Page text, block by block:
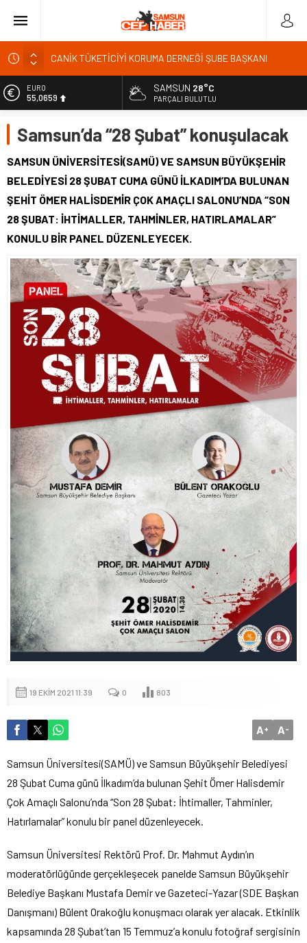
CANİK TÜKETİCİYİ KORUMA DERNEĞİ ŞUBE BAŞKANI
İBRAHİM ÖRS ÜN. AÇIKLAMASI MİLYONLARCA İNTERNET
Kardef Başkanı Adem GÜNER Yunanistan bu kararını
gözden geçirmelidir diyerek tepkilerini gösterdi
24 Temmuz Basın Bayramı basın özgürlüğünün günüdür
Sandık Bir Emanettir, Emanete İhanet Olmaz
Fatih Mahallesi Sakinleri Ilkadım Belediye Başkanı İhsan
KURNAZ ve Muhtarları Seda KEKLİK ‘teşekķür ettiler.
EURO
55,0659
6.521,17
BİST
13.685,30
47,5953
SAMSUN 28°C
PARÇALI BULUTLU
Samsun’da “28 Şubat” konuşulacak
SAMSUN ÜNİVERSİTESİ(SAMÜ) VE SAMSUN BÜYÜKŞEHİR
BELEDİYESİ 28 ŞUBAT CUMA GÜNÜ İLKADIM’DA BULUNAN
ŞEHİT ÖMER HALİSDEMİR ÇOK AMAÇLI SALONU’NDA “SON
28 ŞUBAT: İHTİMALLER, TAHMİNLER, HATIRLAMALAR”
KONULU BİR PANEL DÜZENLEYECEK.
19 EKIM 2021 11:39 0 803
A+ A-
Samsun Üniversitesi(SAMÜ) ve Samsun Büyükşehir Belediyesi
28 Şubat Cuma günü İlkadım’da bulunan Şehit Ömer Halisdemir
Çok Amaçlı Salonu’nda “Son 28 Şubat: İhtimaller, Tahminler,
Hatırlamalar” konulu bir panel düzenleyecek.
Samsun Üniversitesi Rektörü Prof. Dr. Mahmut Aydın’ın
moderatörlüğünde gerçekleşecek panelde Samsun Büyükşehir
Belediye Başkanı Mustafa Demir ve Gazeteci-Yazar (SDE Başkan
Danışmanı) Bülent Orakoğlu konuşmacı olarak yer alacak. Etkinlik
kapsamında 28 Şubat’tan 15 Temmuz’a konulu fotoğraf sergisinin